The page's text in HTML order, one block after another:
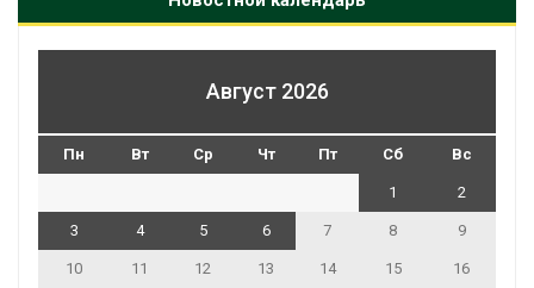
Август 2026
Пн Вт Ср Чт Пт Сб Вс
1 2
3 4 5 6 7 8 9
10 11 12 13 14 15 16